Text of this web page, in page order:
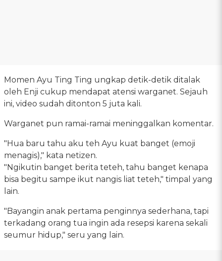
Momen Ayu Ting Ting ungkap detik-detik ditalak
oleh Enji cukup mendapat atensi warganet. Sejauh
ini, video sudah ditonton 5 juta kali.
Warganet pun ramai-ramai meninggalkan komentar.
"Hua baru tahu aku teh Ayu kuat banget (emoji
menagis)," kata netizen.
"Ngikutin banget berita teteh, tahu banget kenapa
bisa begitu sampe ikut nangis liat teteh," timpal yang
lain.
"Bayangin anak pertama penginnya sederhana, tapi
terkadang orang tua ingin ada resepsi karena sekali
seumur hidup," seru yang lain.